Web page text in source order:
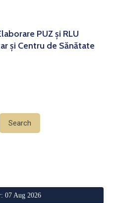
PUZ și RLU
și Centru de Sănătate
07 Aug 2026